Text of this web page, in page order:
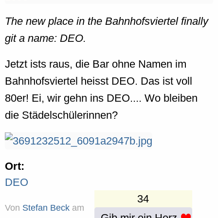
The new place in the Bahnhofsviertel finally
git a name: DEO.
Jetzt ists raus, die Bar ohne Namen im
Bahnhofsviertel heisst DEO. Das ist voll
80er! Ei, wir gehn ins DEO.... Wo bleiben
die Städelschülerinnen?
Ort:
DEO
34
Von Stefan Beck am